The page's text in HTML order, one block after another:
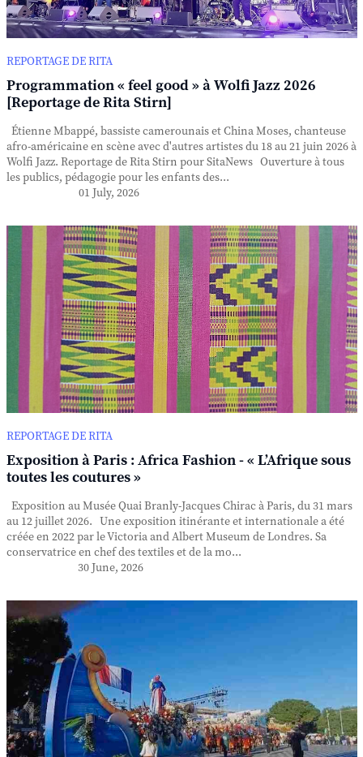
REPORTAGE DE RITA
Programmation « feel good » à Wolfi Jazz 2026
[Reportage de Rita Stirn]
Étienne Mbappé, bassiste camerounais et China Moses, chanteuse
afro-américaine en scène avec d'autres artistes du 18 au 21 juin 2026 à
Wolfi Jazz. Reportage de Rita Stirn pour SitaNews Ouverture à tous
les publics, pédagogie pour les enfants des...
01 July, 2026
REPORTAGE DE RITA
Exposition à Paris : Africa Fashion - « L’Afrique sous
toutes les coutures »
Exposition au Musée Quai Branly-Jacques Chirac à Paris, du 31 mars
au 12 juillet 2026. Une exposition itinérante et internationale a été
créée en 2022 par le Victoria and Albert Museum de Londres. Sa
conservatrice en chef des textiles et de la mo...
30 June, 2026